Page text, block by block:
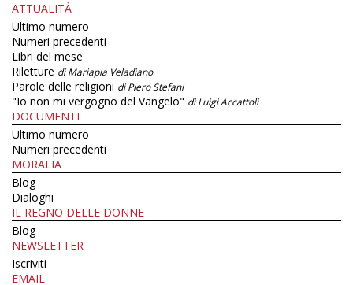
ATTUALITÀ
Ultimo numero
Numeri precedenti
Libri del mese
Riletture di Mariapia Veladiano
Parole delle religioni di Piero Stefani
"Io non mi vergogno del Vangelo" di Luigi Accattoli
DOCUMENTI
Ultimo numero
Numeri precedenti
MORALIA
Blog
Dialoghi
IL REGNO DELLE DONNE
Blog
NEWSLETTER
Iscriviti
EMAIL